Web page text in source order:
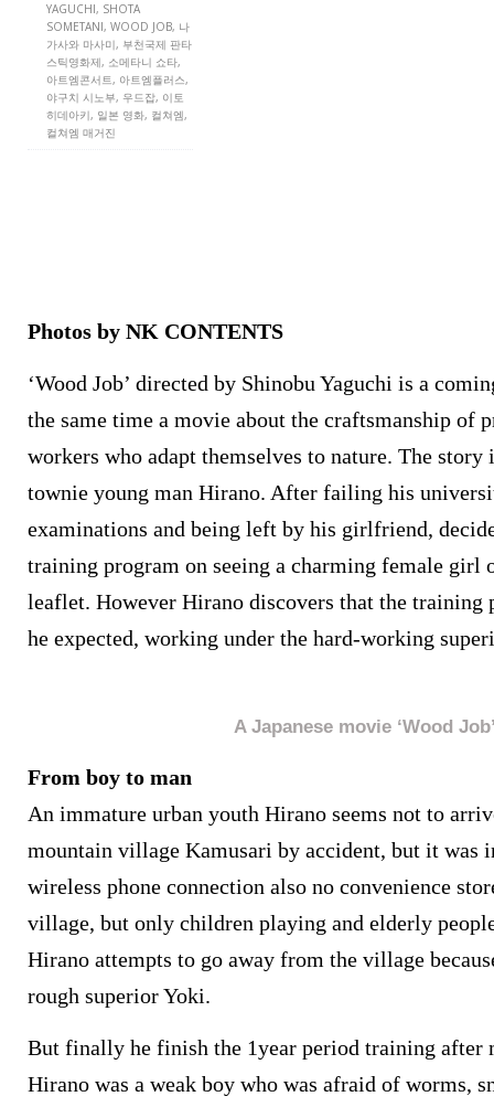
YAGUCHI, SHOTA
SOMETANI, WOOD JOB, 나
가사와 마사미, 부천국제 판타
스틱영화제, 소메타니 쇼타,
아트엠콘서트, 아트엠플러스,
야구치 시노부, 우드잡, 이토
히데아키, 일본 영화, 컬쳐엠,
컬쳐엠 매거진
Photos by NK CONTENTS
‘Wood Job’ directed by Shinobu Yaguchi is a
the same time a movie about the craftsmanship of
workers who adapt themselves to nature. The story
townie young man Hirano. After failing his
examinations and being left by his girlfriend,
training program on seeing a charming female girl
leaflet. However Hirano discovers that the training
he expected, working under the hard-working
A Japanese movie ‘Wood
From boy to man
An immature urban youth Hirano seems not to
mountain village Kamusari by accident, but it was
wireless phone connection also no convenience
village, but only children playing and elderly
Hirano attempts to go away from the village
rough superior Yoki.
But finally he finish the 1year period training after
Hirano was a weak boy who was afraid of worms,